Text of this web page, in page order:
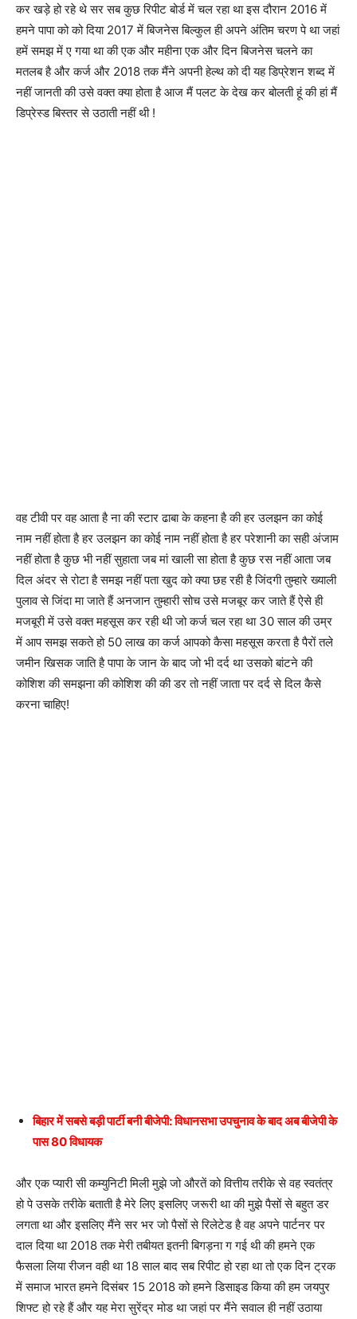
कर खड़े हो रहे थे सर सब कुछ रिपीट बोर्ड में चल रहा था इस दौरान 2016 में
हमने पापा को को दिया 2017 में बिजनेस बिल्कुल ही अपने अंतिम चरण पे था जहां
हमें समझ में ए गया था की एक और महीना एक और दिन बिजनेस चलने का
मतलब है और कर्ज और 2018 तक मैंने अपनी हेल्थ को दी यह डिप्रेशन शब्द में
नहीं जानती की उसे वक्त क्या होता है आज मैं पलट के देख कर बोलती हूं की हां मैं
डिप्रेस्ड बिस्तर से उठाती नहीं थी !
वह टीवी पर वह आता है ना की स्टार ढाबा के कहना है की हर उलझन का कोई
नाम नहीं होता है हर उलझन का कोई नाम नहीं होता है हर परेशानी का सही अंजाम
नहीं होता है कुछ भी नहीं सुहाता जब मां खाली सा होता है कुछ रस नहीं आता जब
दिल अंदर से रोटा है समझ नहीं पता खुद को क्या छह रही है जिंदगी तुम्हारे ख्याली
पुलाव से जिंदा मा जाते हैं अनजान तुम्हारी सोच उसे मजबूर कर जाते हैं ऐसे ही
मजबूरी में उसे वक्त महसूस कर रही थी जो कर्ज चल रहा था 30 साल की उम्र
में आप समझ सकते हो 50 लाख का कर्ज आपको कैसा महसूस करता है पैरों तले
जमीन खिसक जाति है पापा के जान के बाद जो भी दर्द था उसको बांटने की
कोशिश की समझना की कोशिश की की डर तो नहीं जाता पर दर्द से दिल कैसे
करना चाहिए!
बिहार में सबसे बड़ी पार्टी बनी बीजेपी: विधानसभा उपचुनाव के बाद अब बीजेपी के
पास 80 विधायक
और एक प्यारी सी कम्युनिटी मिली मुझे जो औरतें को वित्तीय तरीके से वह स्वतंत्र
हो पे उसके तरीके बताती है मेरे लिए इसलिए जरूरी था की मुझे पैसों से बहुत डर
लगता था और इसलिए मैंने सर भर जो पैसों से रिलेटेड है वह अपने पार्टनर पर
दाल दिया था 2018 तक मेरी तबीयत इतनी बिगड़ना ग गई थी की हमने एक
फैसला लिया रीजन वही था 18 साल बाद सब रिपीट हो रहा था तो एक दिन ट्रक
में समाज भारत हमने दिसंबर 15 2018 को हमने डिसाइड किया की हम जयपुर
शिफ्ट हो रहे हैं और यह मेरा सुरेंद्र मोड था जहां पर मैंने सवाल ही नहीं उठाया